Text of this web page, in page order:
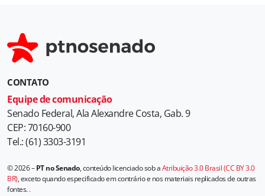
CONTATO
Equipe de comunicação
Senado Federal, Ala Alexandre Costa, Gab. 9
CEP: 70160-900
Tel.: (61) 3303-3191
© 2026 –PT no Senado, conteúdo licenciado sob aAtribuição 3.0 Brasil (CC BY 3.0
BR), exceto quando especificado em contrário e nos materiais replicados de outras
fontes..